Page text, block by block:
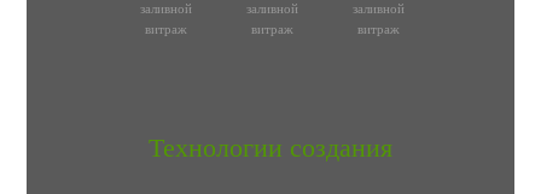
заливной
витраж
заливной
витраж
заливной
витраж
Технологии создания